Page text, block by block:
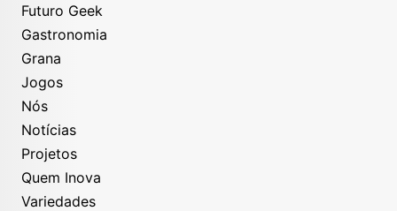
Futuro Geek
Gastronomia
Grana
Jogos
Nós
Notícias
Projetos
Quem Inova
Variedades